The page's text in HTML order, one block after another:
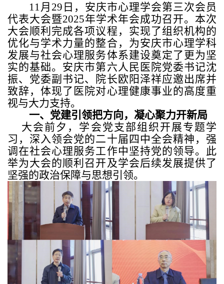
11月 29 日，安庆市心理学会第三次会员
代表大会暨2025年学术年会成功召开。本次
大会顺利完成各项议程，实现了组织机构的
优化与学术力量的整合，为安庆市心理学科
发展与社会心理服务体系建设奠定了更为坚
实的基础。安庆市第六人民医院党委书记沈
振、党委副书记、院长欧阳泽祥应邀出席并
致辞，体现了医院对心理健康事业的高度重
视与大力支持。
一、党建引领把方向，凝心聚力开新局
大会前夕，学会党支部组织开展专题学
习，深入领会党的二十届四中全会精神，强
调在社会心理服务工作中坚持党的领导。此
举为大会的顺利召开及学会后续发展提供了
坚强的政治保障与思想引领。